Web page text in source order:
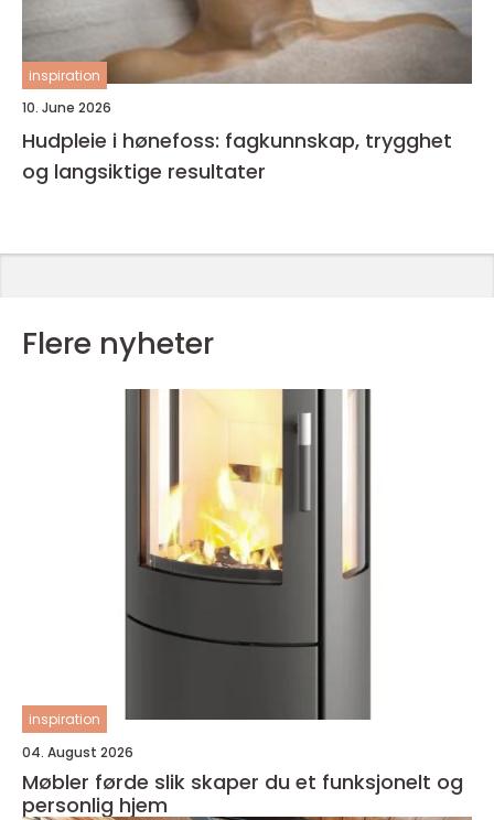
inspiration
10. June 2026
Hudpleie i hønefoss: fagkunnskap, trygghet
og langsiktige resultater
Flere nyheter
inspiration
04. August 2026
Møbler førde slik skaper du et funksjonelt og
personlig hjem